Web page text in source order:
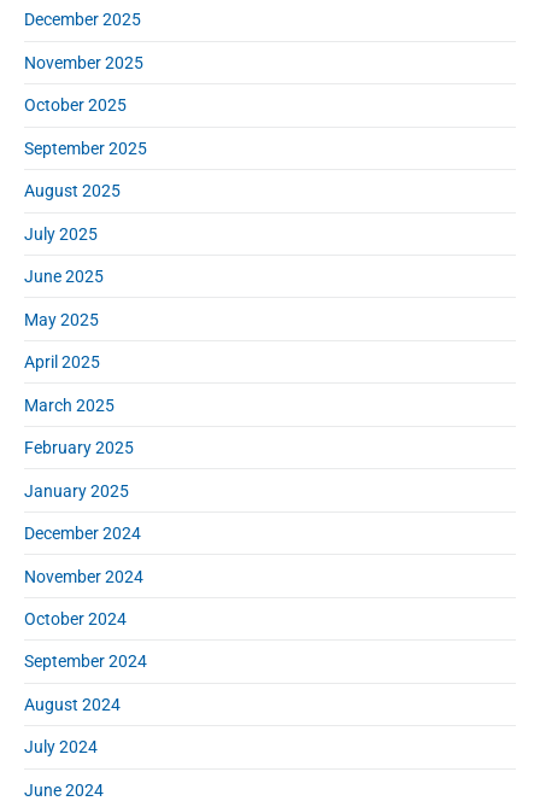
December 2025
November 2025
October 2025
September 2025
August 2025
July 2025
June 2025
May 2025
April 2025
March 2025
February 2025
January 2025
December 2024
November 2024
October 2024
September 2024
August 2024
July 2024
June 2024